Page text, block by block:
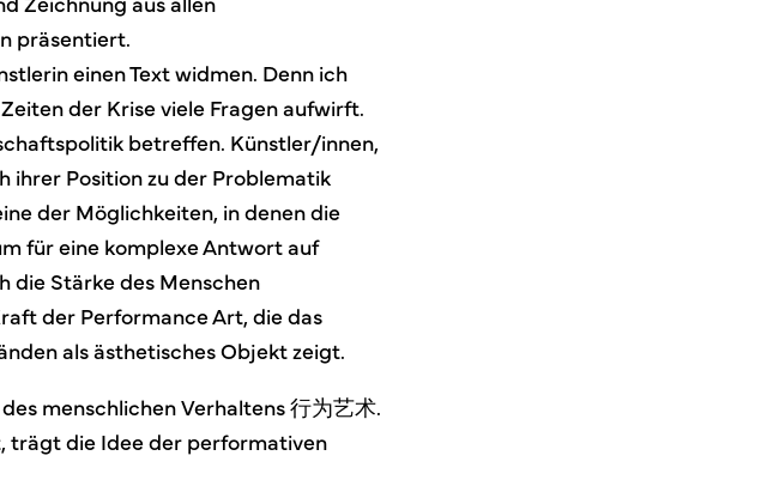
präsentiert.
einen Text widmen. Denn ich
der Krise viele Fragen aufwirft.
betreffen. Künstler/innen,
ihrer Position zu der Problematik
der Möglichkeiten, in denen die
für eine komplexe Antwort auf
die Stärke des Menschen
der Performance Art, die das
als ästhetisches Objekt zeigt.
menschlichen Verhaltens 行为艺术.
trägt die Idee der performativen